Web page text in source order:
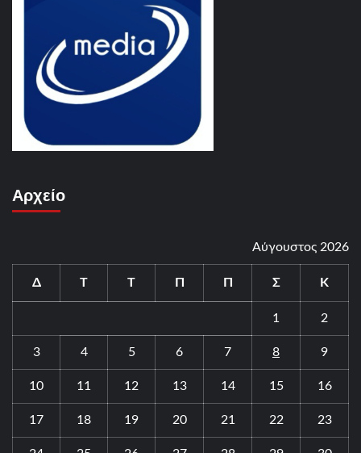
Αρχείο
Αύγουστος 2026
Δ Τ Τ Π Π Σ Κ
1 2
3 4 5 6 7 8 9
10 11 12 13 14 15 16
17 18 19 20 21 22 23